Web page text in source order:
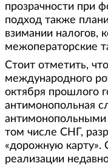
прозрачности при
подход также
взимании налогов,
межоператорские
Стоит отметить,
международного
октября прошлого
антимонопольная
антимонопольными
том числе СНГ,
«дорожную карту».
реализации